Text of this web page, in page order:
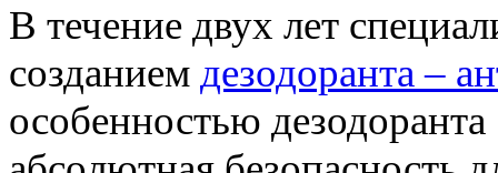
В течение двух лет
созданием дезодоранта –
особенностью